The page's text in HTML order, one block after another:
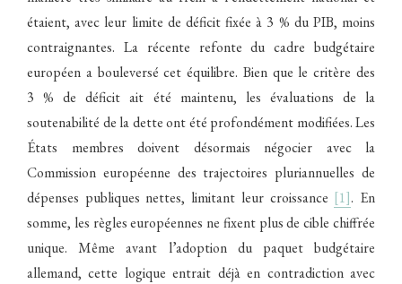
étaient, avec leur limite de déficit fixée à 3 % du PIB, moins
contraignantes. La récente refonte du cadre budgétaire
européen a bouleversé cet équilibre. Bien que le critère des
3 % de déficit ait été maintenu, les évaluations de la
soutenabilité de la dette ont été profondément modifiées. Les
États membres doivent désormais négocier avec la
Commission européenne des trajectoires pluriannuelles de
dépenses publiques nettes, limitant leur croissance [1]. En
somme, les règles européennes ne fixent plus de cible chiffrée
unique. Même avant l’adoption du paquet budgétaire
allemand, cette logique entrait déjà en contradiction avec